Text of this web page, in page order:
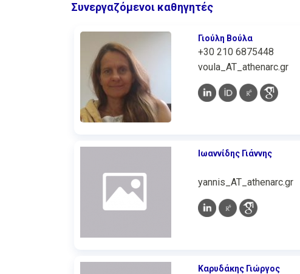
Συνεργαζόμενοι καθηγητές
Γιούλη Βούλα
+30 210 6875448
voula_AT_athenarc.gr
Ιωαννίδης Γιάννης
yannis_AT_athenarc.gr
Καρυδάκης Γιώργος